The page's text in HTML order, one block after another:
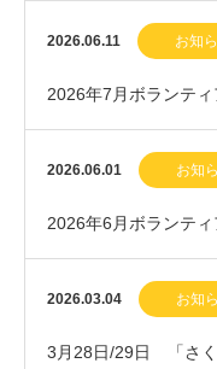
2026.06.11 お知
2026年7月ボランティ
2026.06.01 お知
2026年6月ボランティ
2026.03.04 お知
3月28日/29日 「さく